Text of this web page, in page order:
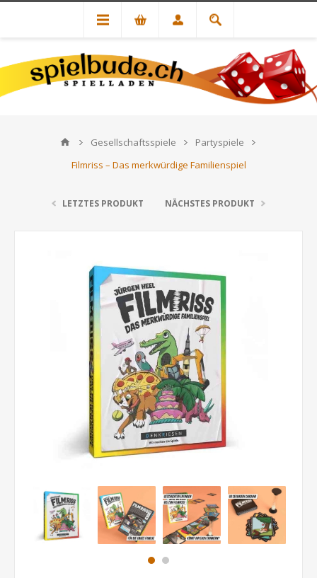
Gesellschaftsspiele
Partyspiele
Filmriss – Das merkwürdige Familienspiel
LETZTES PRODUKT NÄCHSTES PRODUKT